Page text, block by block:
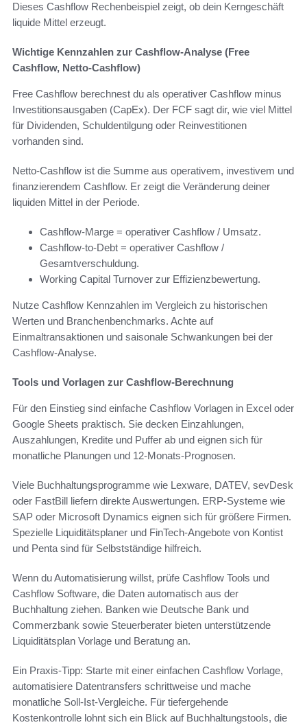
Dieses Cashflow Rechenbeispiel zeigt, ob dein Kerngeschäft
liquide Mittel erzeugt.
Wichtige Kennzahlen zur Cashflow-Analyse (Free
Cashflow, Netto-Cashflow)
Free Cashflow berechnest du als operativer Cashflow minus
Investitionsausgaben (CapEx). Der FCF sagt dir, wie viel Mittel
für Dividenden, Schuldentilgung oder Reinvestitionen
vorhanden sind.
Netto-Cashflow ist die Summe aus operativem, investivem und
finanzierendem Cashflow. Er zeigt die Veränderung deiner
liquiden Mittel in der Periode.
Cashflow-Marge = operativer Cashflow / Umsatz.
Cashflow-to-Debt = operativer Cashflow /
Gesamtverschuldung.
Working Capital Turnover zur Effizienzbewertung.
Nutze Cashflow Kennzahlen im Vergleich zu historischen
Werten und Branchenbenchmarks. Achte auf
Einmaltransaktionen und saisonale Schwankungen bei der
Cashflow-Analyse.
Tools und Vorlagen zur Cashflow-Berechnung
Für den Einstieg sind einfache Cashflow Vorlagen in Excel oder
Google Sheets praktisch. Sie decken Einzahlungen,
Auszahlungen, Kredite und Puffer ab und eignen sich für
monatliche Planungen und 12-Monats-Prognosen.
Viele Buchhaltungsprogramme wie Lexware, DATEV, sevDesk
oder FastBill liefern direkte Auswertungen. ERP-Systeme wie
SAP oder Microsoft Dynamics eignen sich für größere Firmen.
Spezielle Liquiditätsplaner und FinTech-Angebote von Kontist
und Penta sind für Selbstständige hilfreich.
Wenn du Automatisierung willst, prüfe Cashflow Tools und
Cashflow Software, die Daten automatisch aus der
Buchhaltung ziehen. Banken wie Deutsche Bank und
Commerzbank sowie Steuerberater bieten unterstützende
Liquiditätsplan Vorlage und Beratung an.
Ein Praxis-Tipp: Starte mit einer einfachen Cashflow Vorlage,
automatisiere Datentransfers schrittweise und mache
monatliche Soll-Ist-Vergleiche. Für tiefergehende
Kostenkontrolle lohnt sich ein Blick auf Buchhaltungstools, die